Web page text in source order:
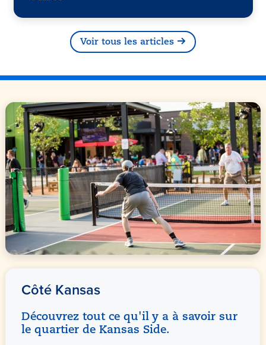
Voir tous les articles
Côté Kansas
Découvrez tout ce qu'il y a à savoir sur
le quartier de Kansas Side.